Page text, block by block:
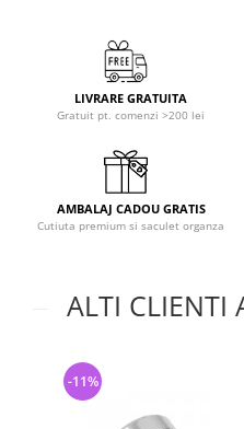
LIVRARE GRATUITA
Gratuit pt. comenzi >200 lei
AMBALAJ CADOU GRATIS
Cutiuta premium si saculet organza
ALTI CLIENTI
-11%